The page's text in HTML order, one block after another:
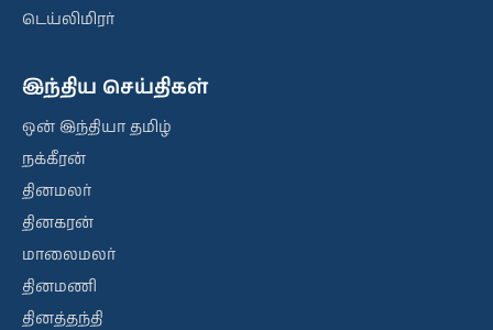
டெய்லிமிரர்
இந்திய செய்திகள்
ஒன் இந்தியா தமிழ்
நக்கீரன்
தினமலர்
தினகரன்
மாலைமலர்
தினமணி
தினத்தந்தி